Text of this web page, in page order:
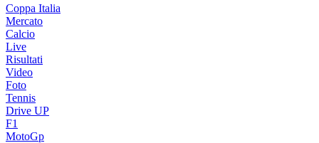
Coppa Italia
Mercato
Calcio
Live
Risultati
Video
Foto
Tennis
Drive UP
F1
MotoGp